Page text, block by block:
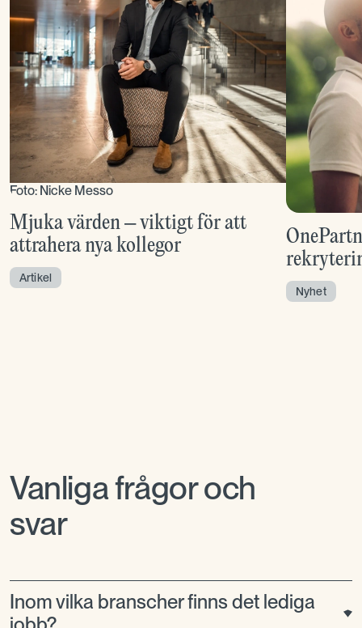
Foto: Nicke Messo
Mjuka värden – viktigt för att
attrahera nya kollegor
Artikel
Nyhet
Vanliga frågor och
svar
Inom vilka branscher finns det lediga